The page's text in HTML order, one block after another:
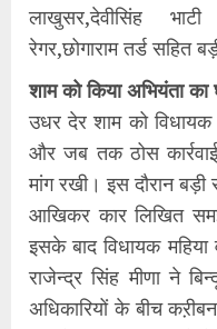
लाखुसर,देवीसिंह
रेगर,छोगाराम तर्ड सहित
शाम को किया अभियंता का
उधर देर शाम को विधायक
और जब तक ठोस
मांग रखी। इस दौरान
आखिकर कार लिखित
इसके बाद विधायक
राजेन्द्र सिंह मीणा ने
अधिकारियों के बीच